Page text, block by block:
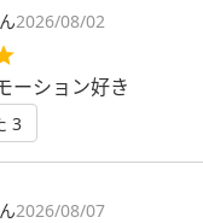
2026/08/02
ーション好き
3
2026/08/07